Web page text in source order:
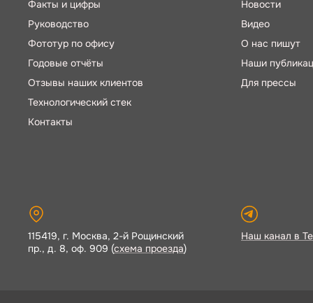
Факты и цифры
Руководство
Фототур по офису
Годовые отчёты
Отзывы наших клиентов
Технологический стек
Контакты
Новости
Видео
О нас пишут
Наши
Для прессы
115419, г. Москва, 2-й Рощинский
пр., д. 8, оф. 909 (схема проезда)
Наш канал в